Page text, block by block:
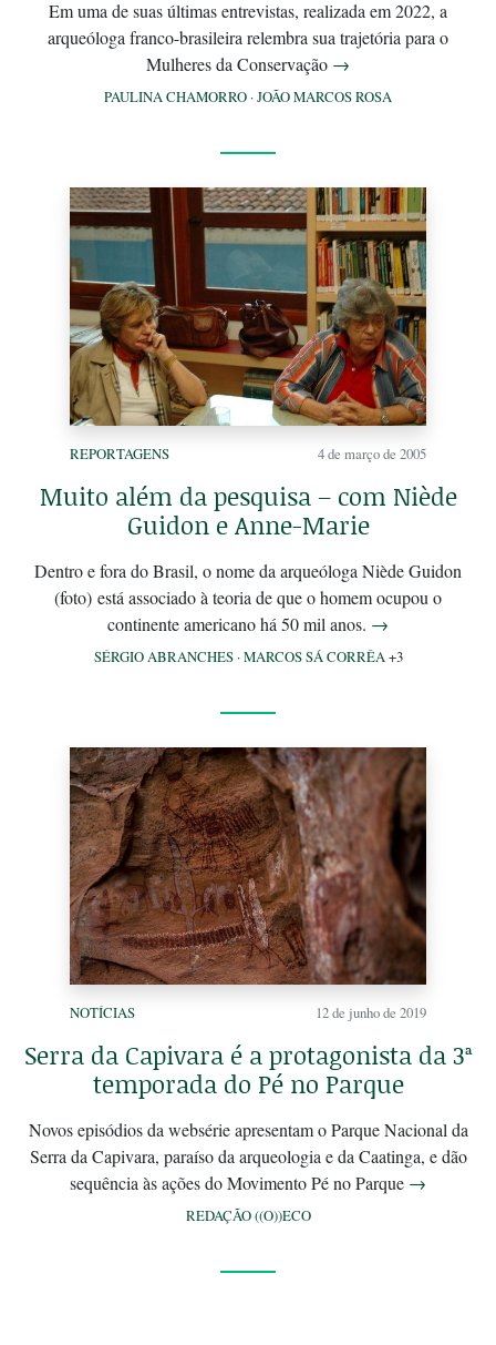
Em uma de suas últimas entrevistas, realizada em 2022, a
arqueóloga franco-brasileira relembra sua trajetória para o
Mulheres da Conservação →
PAULINA CHAMORRO ·JOÃO MARCOS ROSA
REPORTAGENS 4 de março de 2005
Muito além da pesquisa – com Niède
Guidon e Anne-Marie
Dentro e fora do Brasil, o nome da arqueóloga Niède Guidon
(foto) está associado à teoria de que o homem ocupou o
continente americano há 50 mil anos. →
SÉRGIO ABRANCHES·MARCOS SÁ CORRÊA+3
NOTÍCIAS 12 de junho de 2019
Serra da Capivara é a protagonista da 3ª
temporada do Pé no Parque
Novos episódios da websérie apresentam o Parque Nacional da
Serra da Capivara, paraíso da arqueologia e da Caatinga, e dão
sequência às ações do Movimento Pé no Parque →
REDAÇÃO ((O))ECO